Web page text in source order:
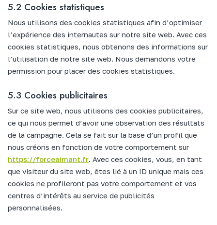
5.2 Cookies statistiques
Nous utilisons des cookies statistiques afin d’optimiser
l’expérience des internautes sur notre site web. Avec ces
cookies statistiques, nous obtenons des informations sur
l’utilisation de notre site web. Nous demandons votre
permission pour placer des cookies statistiques.
5.3 Cookies publicitaires
Sur ce site web, nous utilisons des cookies publicitaires,
ce qui nous permet d’avoir une observation des résultats
de la campagne. Cela se fait sur la base d’un profil que
nous créons en fonction de votre comportement sur
https://forceaimant.fr. Avec ces cookies, vous, en tant
que visiteur du site web, êtes lié à un ID unique mais ces
cookies ne profileront pas votre comportement et vos
centres d’intérêts au service de publicités
personnalisées.